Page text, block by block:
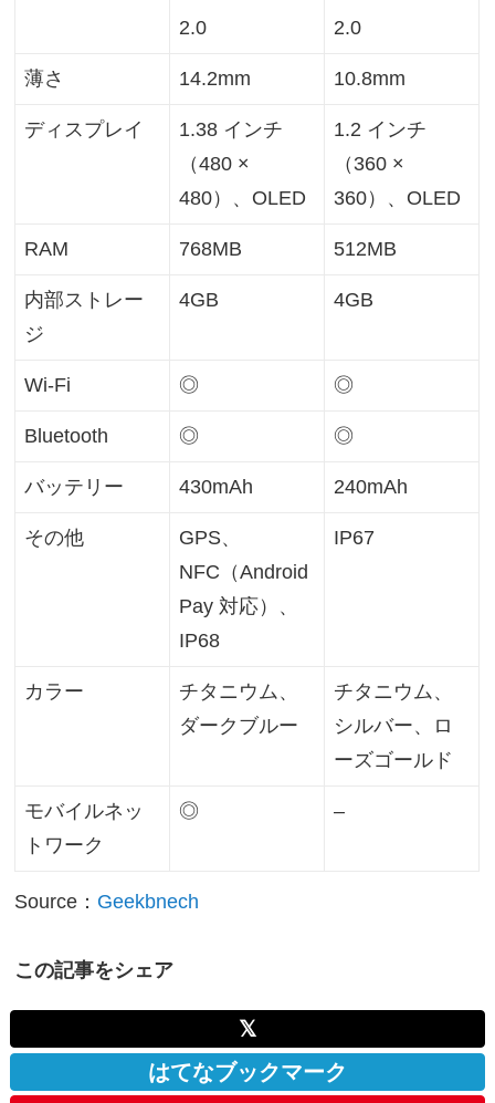
2.0
2.0
薄さ 14.2mm 10.8mm
ディスプレイ
1.38 インチ
（480 ×
480）、OLED
1.2 インチ
（360 ×
360）、OLED
RAM 768MB 512MB
内部ストレー
ジ
4GB 4GB
Wi-Fi ◎ ◎
Bluetooth ◎ ◎
バッテリー 430mAh 240mAh
その他
GPS、
NFC（Android
Pay 対応）、
IP68
IP67
カラー
チタニウム、
ダークブルー
チタニウム、
シルバー、ロ
ーズゴールド
モバイルネッ
トワーク
◎ –
Source： Geekbnech
この記事をシェア
𝕏
はてなブックマーク